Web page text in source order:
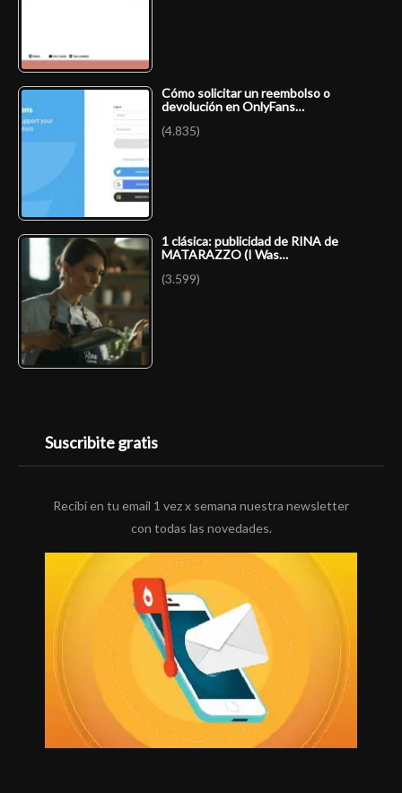
Cómo solicitar un reembolso o
devolución en OnlyFans…
(4.835)
1 clásica: publicidad de RINA de
MATARAZZO (I Was…
(3.599)
Suscribite gratis
Recibí en tu email 1 vez x semana nuestra newsletter
con todas las novedades.